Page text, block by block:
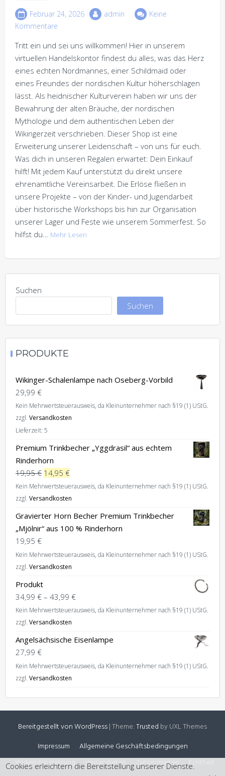
Februar 24, 2026 admin
Keine
Kommentare
Tritt ein und sei uns willkommen! Hier in unserem
virtuellen Handelskontor findest du alles, was das Herz
eines echten Nordmannes, einer Schildmaid oder
eines Freundes der nordischen Kultur höherschlagen
lässt. Als heidnischer Kulturverein haben wir uns der
Bewahrung der alten Bräuche, der nordischen
Mythologie und dem authentischen Leben der
Wikingerzeit verschrieben. Dieser Shop ist eine
Erweiterung unserer Leidenschaft – von uns für euch.
Was dich in unseren Regalen erwartet: Dein Einkauf
hilft! Mit jedem Kauf unterstützt du direkt unsere
ehrenamtliche Vereinsarbeit. Die Erlöse fließen in
unsere Projekte – von der Kinder- und Jugendarbeit
über historische Workshops bis hin zur Organisation
unserer Lager und Feste wie unserem Sommerfest. So
hilfst du… Mehr Lesen
Suchen
Suchen
PRODUKTE
Wikinger-Schalenlampe nach Oseberg-Vorbild
29,99 €
Kein Mehrwertsteuerausweis, da Kleinunternehmer nach §19 (1) UStG.
zzgl. Versandkosten
Lieferzeit: 5
Premium Trinkbecher „Yggdrasil“ aus echtem
Rinderhorn
19,95€ Ursprünglicher
Preis
war:
14,95 €Aktueller
Preis
ist:
Kein Mehrwertsteuerausweis, da Kleinunternehmer nach §19 (1) UStG.
zzgl. Versandkosten
Gravierter Horn Becher Premium Trinkbecher
„Mjölnir“ aus 100 % Rinderhorn
19,95 €
Kein Mehrwertsteuerausweis, da Kleinunternehmer nach §19 (1) UStG.
zzgl. Versandkosten
Produkt
34,99 € – 43,99 €
Kein Mehrwertsteuerausweis, da Kleinunternehmer nach §19 (1) UStG.
zzgl. Versandkosten
Angelsächsische Eisenlampe
27,99 €
Kein Mehrwertsteuerausweis, da Kleinunternehmer nach §19 (1) UStG.
zzgl. Versandkosten
Bereitgestellt von WordPress|Theme:Trusted by UXL Themes
Impressum
Allgemeine Geschäftsbedingungen
Widerrufsbelehrung
Versandarten Zahlungsarten
Echtheit
Cookies erleichtern die Bereitstellung unserer Dienste.